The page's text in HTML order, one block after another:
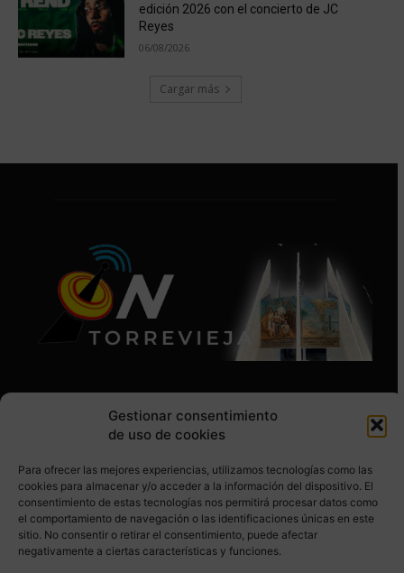
Gestionar consentimiento
de uso de cookies
Para ofrecer las mejores experiencias, utilizamos tecnologías como las
cookies para almacenar y/o acceder a la información del dispositivo. El
consentimiento de estas tecnologías nos permitirá procesar datos como
el comportamiento de navegación o las identificaciones únicas en este
sitio. No consentir o retirar el consentimiento, puede afectar
negativamente a ciertas características y funciones.
edición 2026 con el concierto de JC
Reyes
06/08/2026
Cargar más
SÍGUENOS EN REDES SOCIALES